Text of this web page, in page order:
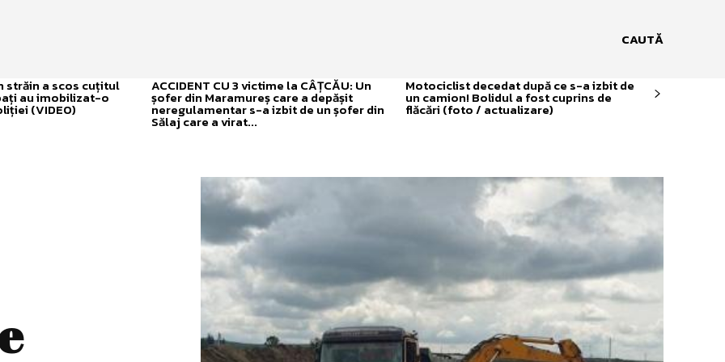
CAUTĂ
străin a scos cuțitul
au imobilizat-o
(VIDEO)
ACCIDENT CU 3 victime la CÂȚCĂU: Un
șofer din Maramureș care a depășit
neregulamentar s-a izbit de un șofer din
Sălaj care a virat...
Motociclist decedat după ce s-a izbit de
un camion! Bolidul a fost cuprins de
flăcări (foto / actualizare)